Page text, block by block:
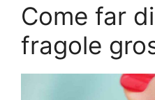
Come far
fragole